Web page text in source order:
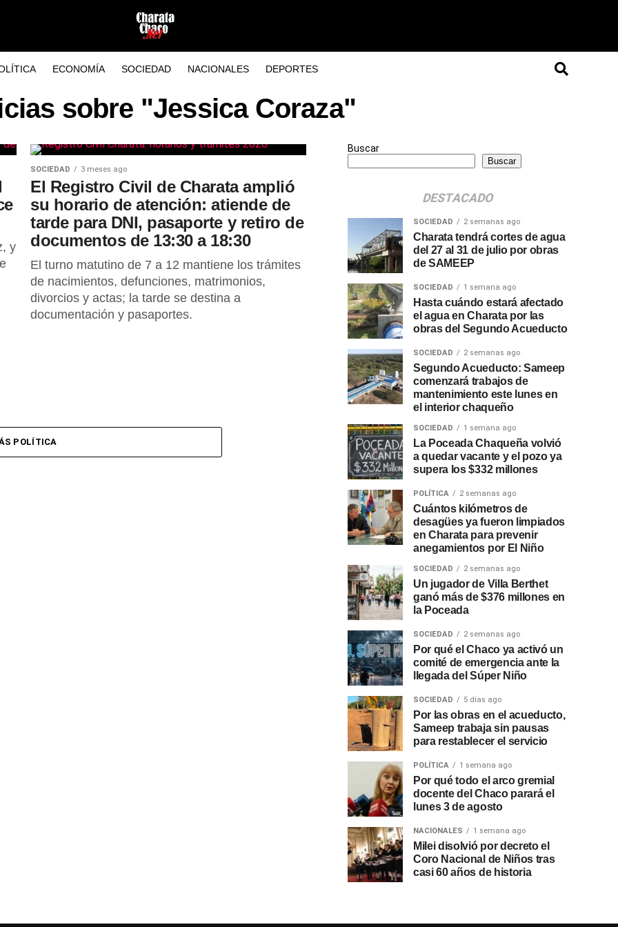
ECONOMÍA SOCIEDAD NACIONALES DEPORTES
sobre "Jessica Coraza"
y
SOCIEDAD 3 meses ago
El Registro Civil de Charata amplió
su horario de atención: atiende de
tarde para DNI, pasaporte y retiro de
documentos de 13:30 a 18:30
El turno matutino de 7 a 12 mantiene los trámites
de nacimientos, defunciones, matrimonios,
divorcios y actas; la tarde se destina a
documentación y pasaportes.
POLÍTICA
Buscar
Buscar
DESTACADO
SOCIEDAD 2 semanas ago
Charata tendrá cortes de agua
del 27 al 31 de julio por obras
de SAMEEP
SOCIEDAD 1 semana ago
Hasta cuándo estará afectado
el agua en Charata por las
obras del Segundo Acueducto
SOCIEDAD 2 semanas ago
Segundo Acueducto: Sameep
comenzará trabajos de
mantenimiento este lunes en
el interior chaqueño
SOCIEDAD 1 semana ago
La Poceada Chaqueña volvió
a quedar vacante y el pozo ya
supera los $332 millones
POLÍTICA 2 semanas ago
Cuántos kilómetros de
desagües ya fueron limpiados
en Charata para prevenir
anegamientos por El Niño
SOCIEDAD 2 semanas ago
Un jugador de Villa Berthet
ganó más de $376 millones en
la Poceada
SOCIEDAD 2 semanas ago
Por qué el Chaco ya activó un
comité de emergencia ante la
llegada del Súper Niño
SOCIEDAD 5 días ago
Por las obras en el acueducto,
Sameep trabaja sin pausas
para restablecer el servicio
POLÍTICA 1 semana ago
Por qué todo el arco gremial
docente del Chaco parará el
lunes 3 de agosto
NACIONALES 1 semana ago
Milei disolvió por decreto el
Coro Nacional de Niños tras
casi 60 años de historia